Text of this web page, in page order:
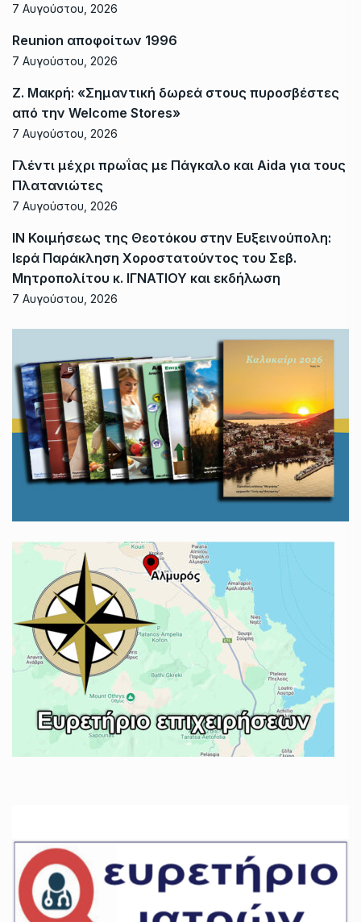
7 Αυγούστου, 2026
Reunion αποφοίτων 1996
7 Αυγούστου, 2026
Ζ. Μακρή: «Σημαντική δωρεά στους πυροσβέστες
από την Welcome Stores»
7 Αυγούστου, 2026
Γλέντι μέχρι πρωΐας με Πάγκαλο και Aida για τους
Πλατανιώτες
7 Αυγούστου, 2026
ΙΝ Κοιμήσεως της Θεοτόκου στην Ευξεινούπολη:
Ιερά Παράκληση Χοροστατούντος του Σεβ.
Μητροπολίτου κ. ΙΓΝΑΤΙΟΥ και εκδήλωση
7 Αυγούστου, 2026